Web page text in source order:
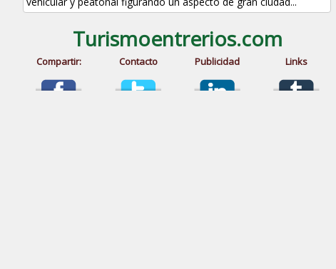
Turismoentrerios.com
Compartir: Contacto Publicidad Links